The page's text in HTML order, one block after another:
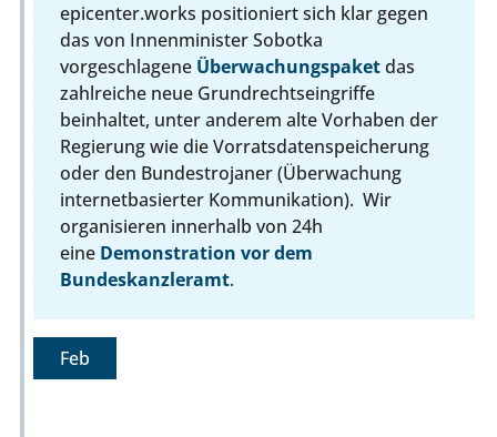
epicenter.works positioniert sich klar gegen
das von Innenminister Sobotka
vorgeschlagene Überwachungspaketdas
zahlreiche neue Grundrechtseingriffe
beinhaltet, unter anderem alte Vorhaben der
Regierung wie die Vorratsdatenspeicherung
oder den Bundestrojaner (Überwachung
internetbasierter Kommunikation). Wir
organisieren innerhalb von 24h
eine Demonstration vor dem
Bundeskanzleramt.
Feb